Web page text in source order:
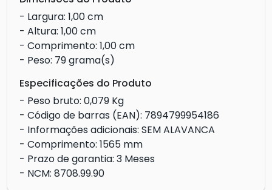
- Largura: 1,00 cm
- Altura: 1,00 cm
- Comprimento: 1,00 cm
- Peso: 79 grama(s)
Especificações do Produto
- Peso bruto: 0,079 Kg
- Código de barras (EAN): 7894799954186
- Informações adicionais: SEM ALAVANCA
- Comprimento: 1565 mm
- Prazo de garantia: 3 Meses
- NCM: 8708.99.90